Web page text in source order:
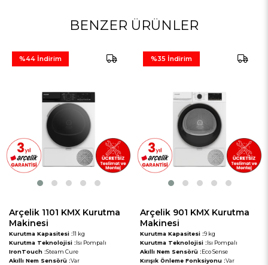
BENZER ÜRÜNLER
Arçelik 1101 KMX Kurutma
Makinesi
Kurutma Kapasitesi :11 kg
Kurutma Teknolojisi :Isı Pompalı
IronTouch :Steam Cure
Akıllı Nem Sensörü :Var
%44 İndirim
Arçelik 901 KMX Kurutma
Makinesi
Kurutma Kapasitesi :9 kg
Kurutma Teknolojisi :Isı Pompalı
Akıllı Nem Sensörü :Eco Sense
Kırışık Önleme Fonksiyonu :Var
%35 İndirim